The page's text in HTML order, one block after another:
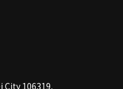
City 106319,